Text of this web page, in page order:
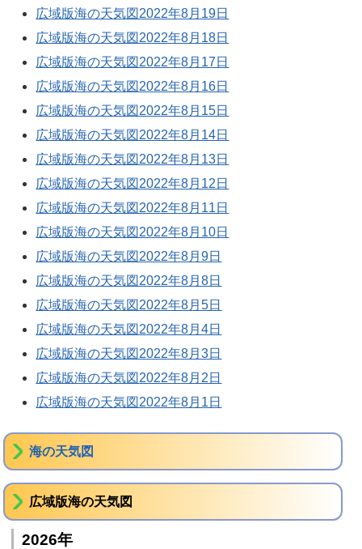
広域版海の天気図2022年8月19日
広域版海の天気図2022年8月18日
広域版海の天気図2022年8月17日
広域版海の天気図2022年8月16日
広域版海の天気図2022年8月15日
広域版海の天気図2022年8月14日
広域版海の天気図2022年8月13日
広域版海の天気図2022年8月12日
広域版海の天気図2022年8月11日
広域版海の天気図2022年8月10日
広域版海の天気図2022年8月9日
広域版海の天気図2022年8月8日
広域版海の天気図2022年8月5日
広域版海の天気図2022年8月4日
広域版海の天気図2022年8月3日
広域版海の天気図2022年8月2日
広域版海の天気図2022年8月1日
海の天気図
広域版海の天気図
2026年